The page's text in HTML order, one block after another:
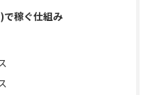
稼ぐ仕組み